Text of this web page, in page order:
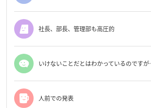
社長、部長、管理部も高圧的
いけないことだとはわかっているのです
人前での発表